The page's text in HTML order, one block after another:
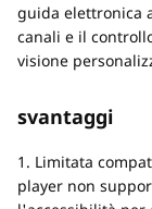
guida elettronica
canali e il
visione
svantaggi
1. Limitata
player non